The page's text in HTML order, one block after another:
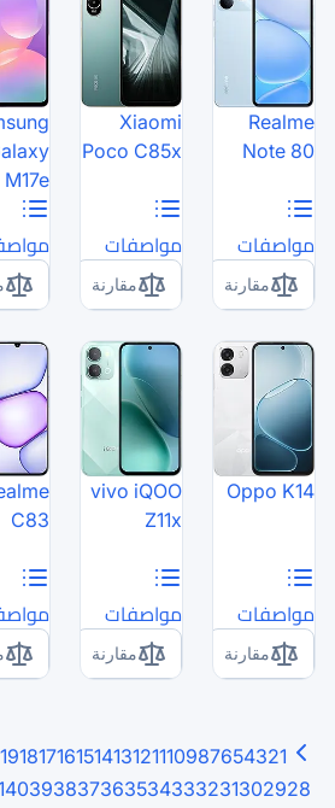
Samsung
Galaxy
مواصفات
مقارنة
itel Zeno
100
مواصفات
مقارنة
Realme
مواصفات
مقارنة
Nothing
Phone (4a)
مواصفات
مقارنة
16
17
18
19
20
21
22
23
24
25
26
27
38
39
40
41
42
43
44
45
46
47
48